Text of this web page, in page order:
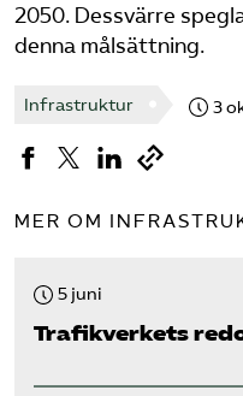
2050. Dessvärre
denna målsättning.
Infrastruktur 3
MER OM
5 juni
Trafikverkets